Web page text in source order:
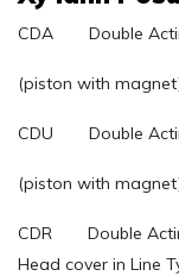
CDA Double
(piston with
CDU Double
(piston with
CDR Double
Head cover in Line